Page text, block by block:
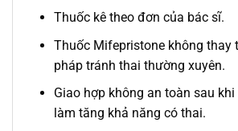
Thuốc kê theo đơn của bác sĩ.
Thuốc Mifepristone không thay
pháp tránh thai thường xuyên.
Giao hợp không an toàn sau
làm tăng khả năng có thai.